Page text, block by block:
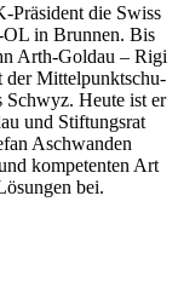
Präsident die Swiss
OL in Brunnen. Bis
Arth-Goldau – Rigi
Mittelpunktschu-
Schwyz. Heute ist er
und Stiftungsrat
Aschwanden
kompetenten Art
bei.